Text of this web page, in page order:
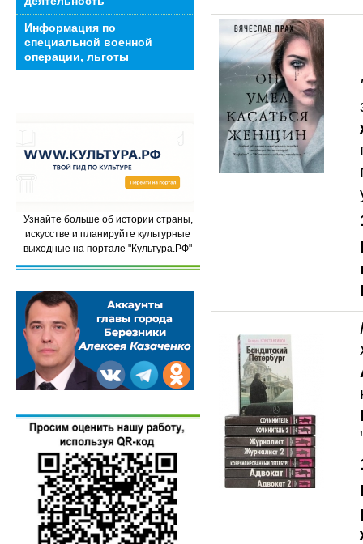
Информация по
специальной военной
операции, льготы
Узнайте больше об истории страны,
искусстве и планируйте культурные
выходные на портале "Культура.РФ"